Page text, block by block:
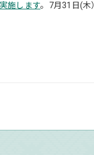
施します。7月31日(木